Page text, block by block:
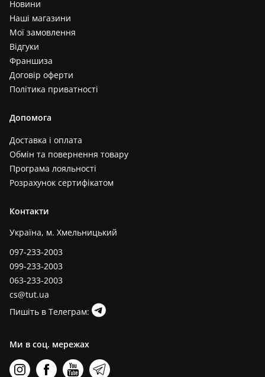
Новини
Наші магазини
Мої замовлення
Відгуки
Франшиза
Договір оферти
Політика приватності
Допомога
Доставка і оплата
Обмін та повернення товару
Програма лояльності
Розрахунок сертифікатом
Контакти
Україна, м. Хмельницький
097-233-2003
099-233-2003
063-233-2003
cs@tut.ua
Пишіть в Телеграм:
Ми в соц. мережах